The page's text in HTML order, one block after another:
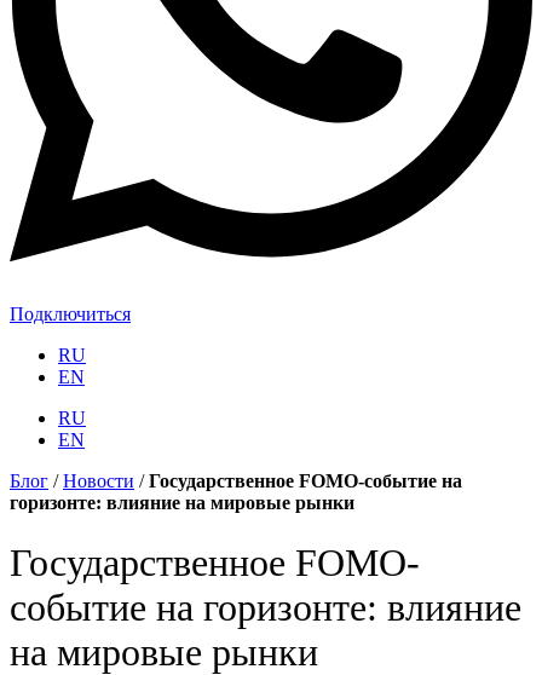
Подключиться
RU
EN
RU
EN
Блог /Новости /Государственное FOMO-событие на
горизонте: влияние на мировые рынки
Государственное FOMO-
событие на горизонте: влияние
на мировые рынки